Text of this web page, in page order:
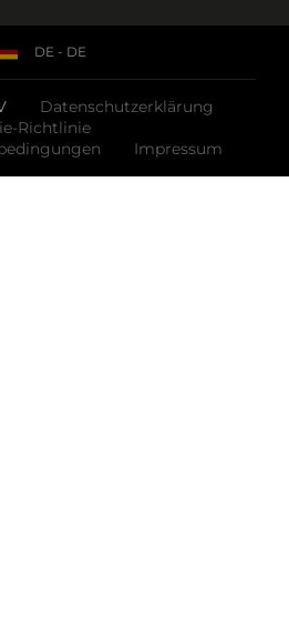
Datenschutzerklärung
Richtlinie
Impressum
DE - DE